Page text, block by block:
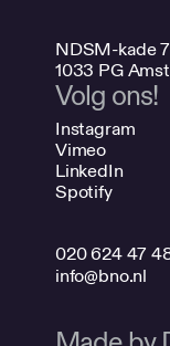
NDSM-kade 7
1033 PG
Volg ons!
Instagram
Vimeo
LinkedIn
Spotify
020 624 47
info@bno.nl